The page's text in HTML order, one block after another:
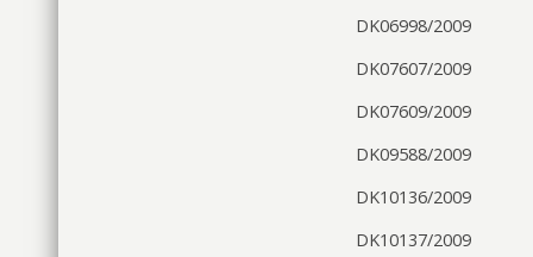
DK06998/2009
DK07607/2009
DK07609/2009
DK09588/2009
DK10136/2009
DK10137/2009